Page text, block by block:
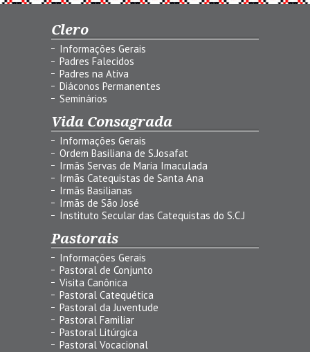
Clero
Informações Gerais
Padres Falecidos
Padres na Ativa
Diáconos Permanentes
Seminários
Vida Consagrada
Informações Gerais
Ordem Basiliana de S.Josafat
Irmãs Servas de Maria Imaculada
Irmãs Catequistas de Santa Ana
Irmãs Basilianas
Irmãs de São José
Instituto Secular das Catequistas do S.C.J
Pastorais
Informações Gerais
Pastoral de Conjunto
Visita Canônica
Pastoral Catequética
Pastoral da Juventude
Pastoral Familiar
Pastoral Litúrgica
Pastoral Vocacional